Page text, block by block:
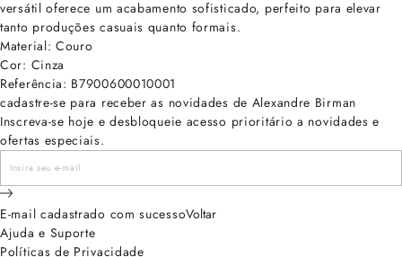
versátil oferece um acabamento sofisticado, perfeito para elevar
tanto produções casuais quanto formais.
Material: Couro
Cor: Cinza
Referência: B7900600010001
cadastre-se para receber as novidades de Alexandre Birman
Inscreva-se hoje e desbloqueie acesso prioritário a novidades e
ofertas especiais.
E-mail cadastrado com sucessoVoltar
Ajuda e Suporte
Políticas de Privacidade